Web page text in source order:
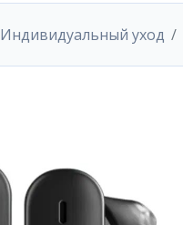
Индивидуальный уход